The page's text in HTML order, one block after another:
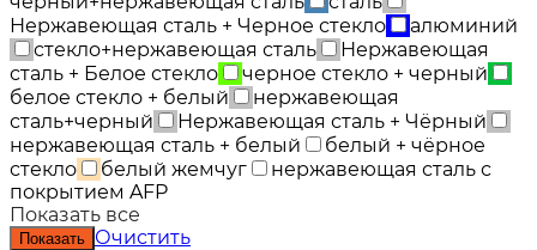
Нержавеющая сталь + Черное стекло
алюминий
стекло+нержавеющая сталь
Нержавеющая
сталь + Белое стекло
черное стекло + черный
белое стекло + белый
нержавеющая
сталь+черный
Нержавеющая сталь + Чёрный
нержавеющая сталь + белый
белый + чёрное
стекло
белый жемчуг
нержавеющая сталь с
покрытием AFP
Показать все
Очистить